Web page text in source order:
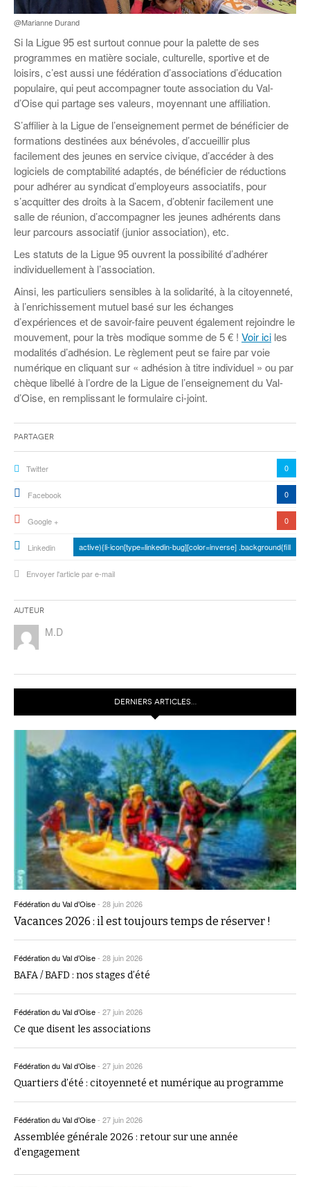
Malle pédagogique « Parcours d’exils
Espace bénévoles
Story play’r
La ligue 95 et Recyclivre
Lutte contre l’illettrisme
Education aux médias
Formation Eco-délégué.es
Actualité Ecole
… Formations BAFD
Pour s’inscrire
Actualités loisirs
@Marianne Durand
Si la Ligue 95 est surtout connue pour la palette de ses
programmes en matière sociale, culturelle, sportive et de
loisirs, c’est aussi une fédération d’associations d’éducation
populaire, qui peut accompagner toute association du Val-
d’Oise qui partage ses valeurs, moyennant une affiliation.
S’affilier à la Ligue de l’enseignement permet de bénéficier de
formations destinées aux bénévoles, d’accueillir plus
facilement des jeunes en service civique, d’accéder à des
logiciels de comptabilité adaptés, de bénéficier de réductions
pour adhérer au syndicat d’employeurs associatifs, pour
s’acquitter des droits à la Sacem, d’obtenir facilement une
salle de réunion, d’accompagner les jeunes adhérents dans
leur parcours associatif (junior association), etc.
Les statuts de la Ligue 95 ouvrent la possibilité d’adhérer
individuellement à l’association.
Ainsi, les particuliers sensibles à la solidarité, à la citoyenneté,
à l’enrichissement mutuel basé sur les échanges
d’expériences et de savoir-faire peuvent également rejoindre le
mouvement, pour la très modique somme de 5 € ! Voir ici les
modalités d’adhésion. Le règlement peut se faire par voie
numérique en cliquant sur « adhésion à titre individuel » ou par
chèque libellé à l’ordre de la Ligue de l’enseignement du Val-
d’Oise, en remplissant le formulaire ci-joint.
Partager
Twitter 0
Facebook 0
Google + 0
Linkedin active){li-icon[type=linkedin-bug][color=inverse] .background{fill
Envoyer l'article par e-mail
Auteur
M.D
DERNIERS ARTICLES…
Fédération du Val d’Oise- 28 juin 2026
Vacances 2026 : il est toujours temps de réserver !
Fédération du Val d’Oise- 28 juin 2026
BAFA / BAFD : nos stages d’été
Fédération du Val d’Oise- 27 juin 2026
Ce que disent les associations
Fédération du Val d’Oise- 27 juin 2026
Quartiers d’été : citoyenneté et numérique au programme
Fédération du Val d’Oise- 27 juin 2026
Assemblée générale 2026 : retour sur une année
d’engagement